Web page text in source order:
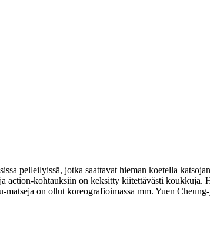
pelleilyissä, jotka saattavat hieman koetella
action-kohtauksiin on keksitty kiitettävästi
matseja on ollut koreografioimassa mm. Yuen